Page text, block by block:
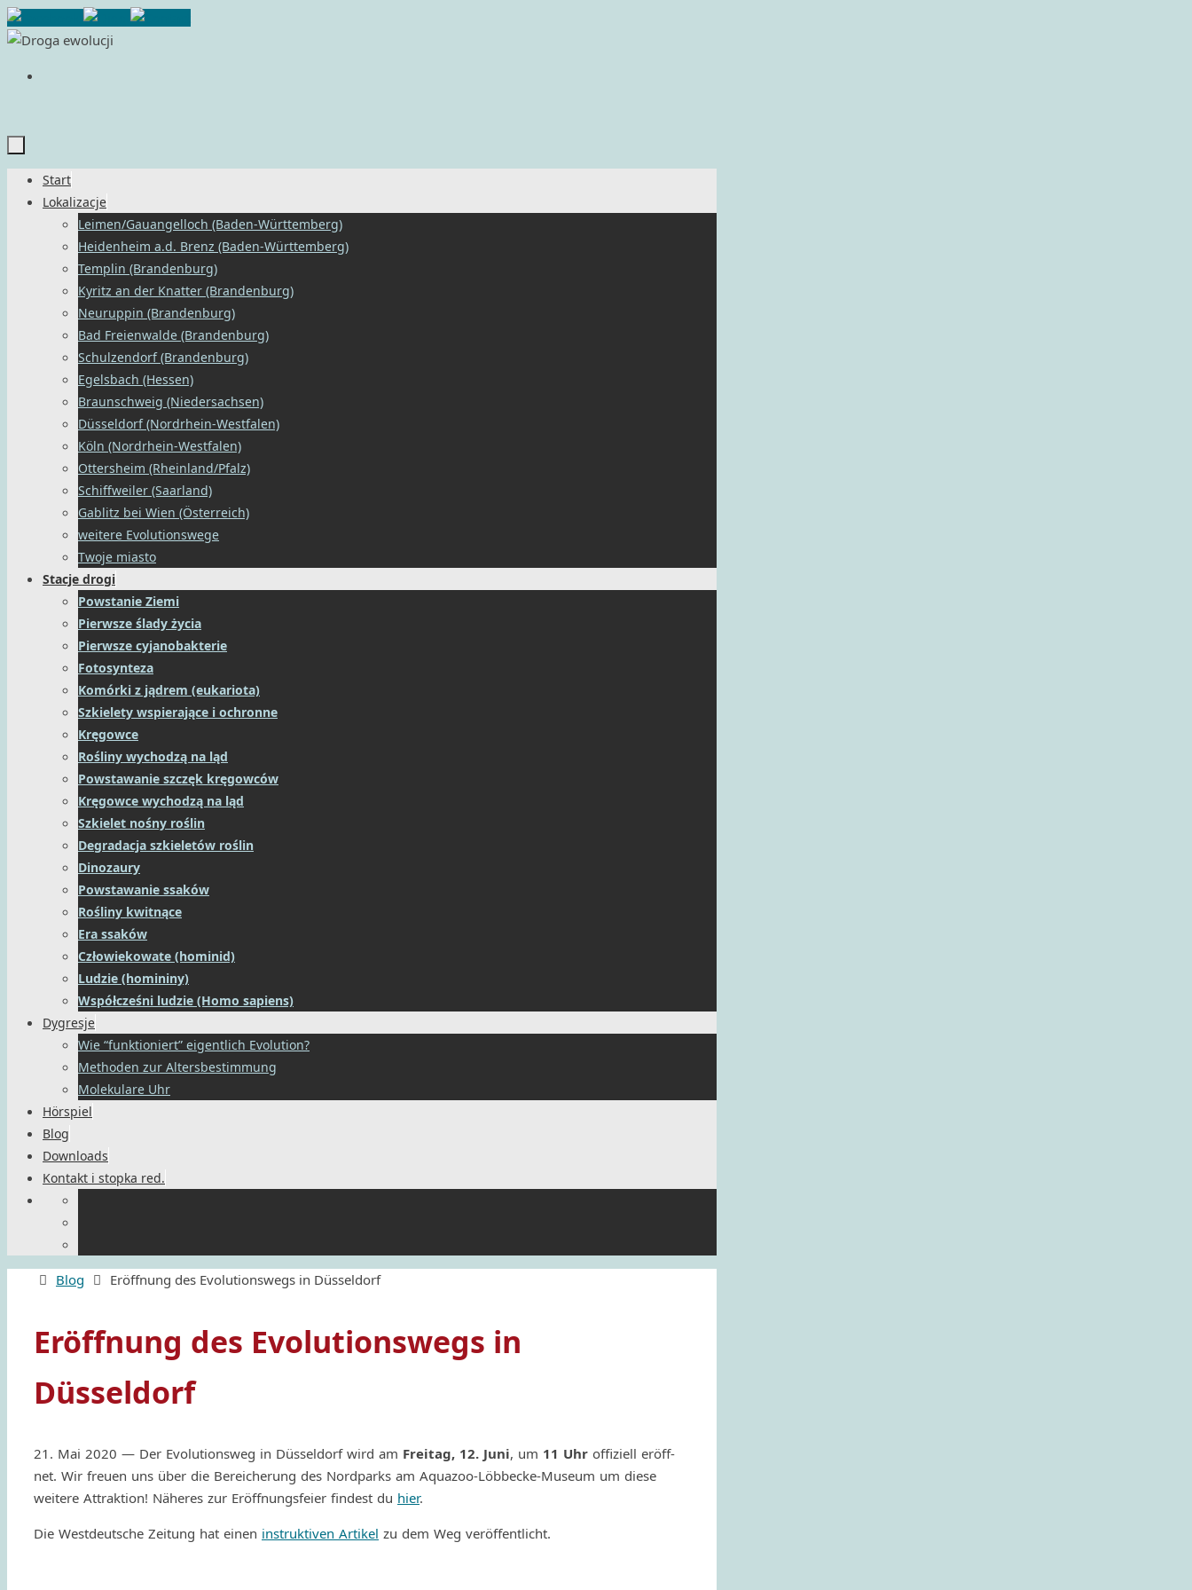
Przejdź
do
PrzejdźStart
Lokalizacje
Leimen/Gauangelloch (Baden-Württemberg)
Heidenheim a.d. Brenz (Baden-Württemberg)
Templin (Brandenburg)
Kyritz an der Knatter (Brandenburg)
Neuruppin (Brandenburg)
Bad Freienwalde (Brandenburg)
Schulzendorf (Brandenburg)
Egelsbach (Hessen)
Braunschweig (Niedersachsen)
Düsseldorf (Nordrhein-Westfalen)
Köln (Nordrhein-Westfalen)
Ottersheim (Rheinland/Pfalz)
Schiffweiler (Saarland)
Gablitz bei Wien (Österreich)
weitere Evolutionswege
Twoje miasto
Stacje drogi
Powstanie Ziemi
Pierwsze ślady życia
Pierwsze cyjanobakterie
Fotosynteza
Komórki z jądrem (eukariota)
Szkielety wspierające i ochronne
Kręgowce
Rośliny wychodzą na ląd
Powstawanie szczęk kręgowców
Kręgowce wychodzą na ląd
Szkielet nośny roślin
Degradacja szkieletów roślin
Dinozaury
Powstawanie ssaków
Rośliny kwitnące
Era ssaków
Człowiekowate (hominid)
Ludzie (homininy)
Współcześni ludzie (Homo sapiens)
Dygresje
Wie “funktioniert” eigentlich Evolution?
Methoden zur Altersbestimmung
Molekulare Uhr
Hörspiel
Blog
Downloads
Kontakt i stopka red.
HomeBlog Eröffnung des Evolutionswegs in Düsseldorf
Eröffnung des Evolutionswegs in
Düsseldorf
21. Mai 2020 — Der Evolu­tion­sweg in Düssel­dorf wird am Freitag, 12. Juni, um 11 Uhr offi­ziell eröf­f­
net. Wir freuen uns über die Bere­iche­rung des Nord­parks am Aquazoo-Löbbecke-Museum um diese
weitere Attrak­tion! Nähe­res zur Eröf­f­nungs­fe­ier findest du hier.
Die West­deut­sche Zeitung hat einen instruk­ti­ven Arti­kel zu dem Weg veröffentlicht.